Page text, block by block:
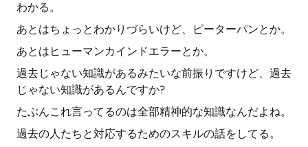
わかる。
あとはちょっとわかりづらいけど、ピーターパンとか。
あとはヒューマンカインドエラーとか。
過去じゃない知識があるみたいな前振りですけど、過去
じゃない知識があるんですか?
たぶんこれ言ってるのは全部精神的な知識なんだよね。
過去の人たちと対応するためのスキルの話をしてる。